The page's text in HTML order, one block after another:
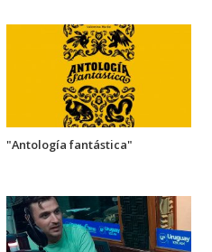
"Antología fantástica"